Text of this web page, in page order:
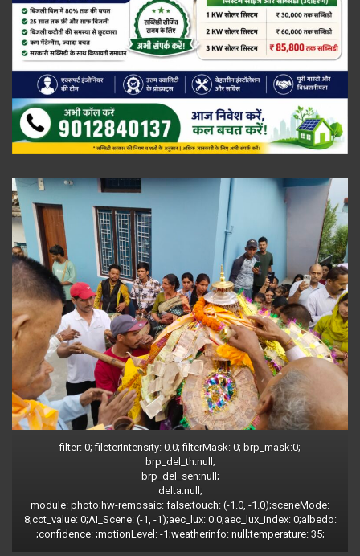
filter: 0; fileterIntensity: 0.0; filterMask: 0; brp_mask:0;
brp_del_th:null;
brp_del_sen:null;
delta:null;
module: photo;hw-remosaic: false;touch: (-1.0, -1.0);sceneMode:
8;cct_value: 0;AI_Scene: (-1, -1);aec_lux: 0.0;aec_lux_index: 0;albedo:
;confidence: ;motionLevel: -1;weatherinfo: null;temperature: 35;